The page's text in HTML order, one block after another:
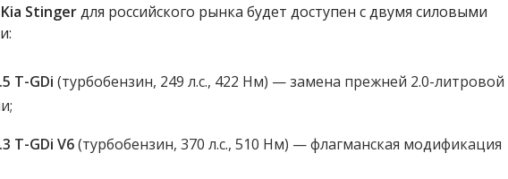
Kia Stingerдля российского рынка будет доступен с двумя силовыми
T-GDi (турбобензин, 249 л.с., 422 Нм) — замена прежней 2.0-литровой
T-GDi V6(турбобензин, 370 л.с., 510 Нм) — флагманская модификация